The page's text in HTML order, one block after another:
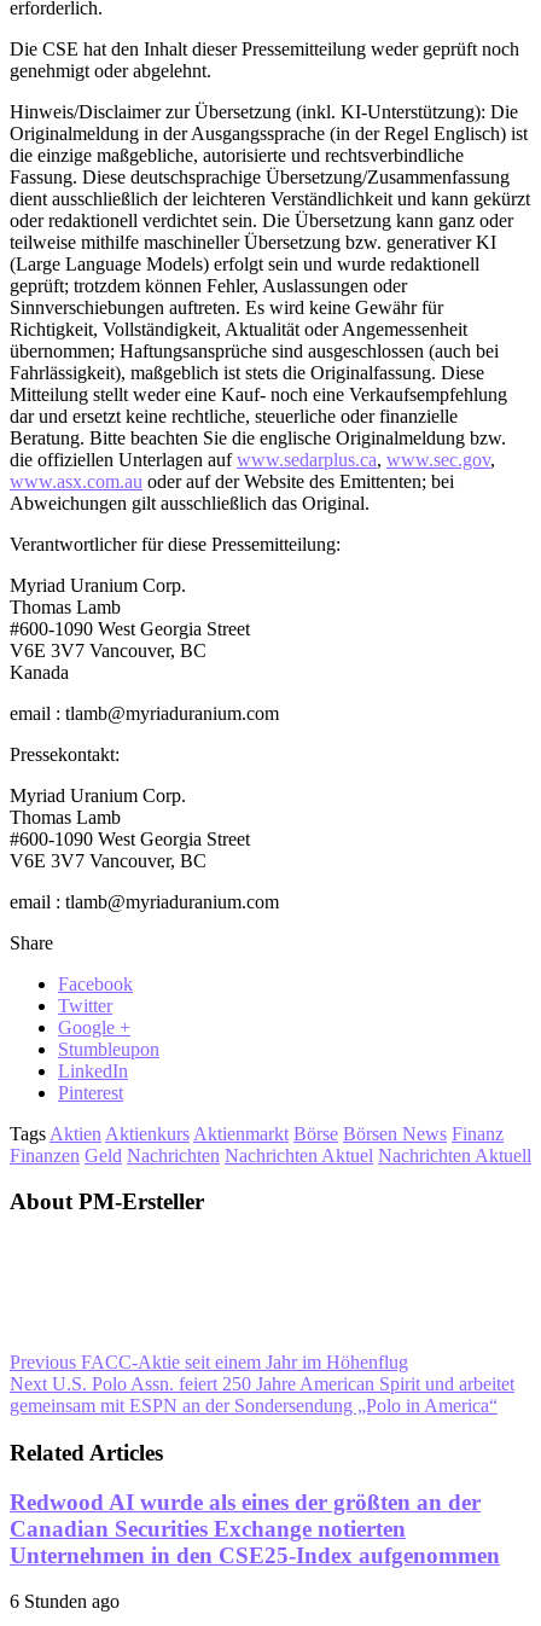
erforderlich.
Die CSE hat den Inhalt dieser Pressemitteilung weder geprüft noch
genehmigt oder abgelehnt.
Hinweis/Disclaimer zur Übersetzung (inkl. KI-Unterstützung): Die
Originalmeldung in der Ausgangssprache (in der Regel Englisch) ist
die einzige maßgebliche, autorisierte und rechtsverbindliche
Fassung. Diese deutschsprachige Übersetzung/Zusammenfassung
dient ausschließlich der leichteren Verständlichkeit und kann gekürzt
oder redaktionell verdichtet sein. Die Übersetzung kann ganz oder
teilweise mithilfe maschineller Übersetzung bzw. generativer KI
(Large Language Models) erfolgt sein und wurde redaktionell
geprüft; trotzdem können Fehler, Auslassungen oder
Sinnverschiebungen auftreten. Es wird keine Gewähr für
Richtigkeit, Vollständigkeit, Aktualität oder Angemessenheit
übernommen; Haftungsansprüche sind ausgeschlossen (auch bei
Fahrlässigkeit), maßgeblich ist stets die Originalfassung. Diese
Mitteilung stellt weder eine Kauf- noch eine Verkaufsempfehlung
dar und ersetzt keine rechtliche, steuerliche oder finanzielle
Beratung. Bitte beachten Sie die englische Originalmeldung bzw.
die offiziellen Unterlagen aufwww.sedarplus.ca, www.sec.gov,
www.asx.com.au oder auf der Website des Emittenten; bei
Abweichungen gilt ausschließlich das Original.
Verantwortlicher für diese Pressemitteilung:
Myriad Uranium Corp.
Thomas Lamb
#600-1090 West Georgia Street
V6E 3V7 Vancouver, BC
Kanada
email : tlamb@myriaduranium.com
Pressekontakt:
Myriad Uranium Corp.
Thomas Lamb
#600-1090 West Georgia Street
V6E 3V7 Vancouver, BC
email : tlamb@myriaduranium.com
Share
Facebook
Twitter
Google +
Stumbleupon
LinkedIn
Pinterest
Tags Aktien Aktienkurs Aktienmarkt Börse Börsen News Finanz
Finanzen Geld Nachrichten Nachrichten Aktuel Nachrichten Aktuell
About PM-Ersteller
Previous FACC-Aktie seit einem Jahr im Höhenflug
Next U.S. Polo Assn. feiert 250 Jahre American Spirit und arbeitet
gemeinsam mit ESPN an der Sondersendung „Polo in America“
Related Articles
Redwood AI wurde als eines der größten an der
Canadian Securities Exchange notierten
Unternehmen in den CSE25-Index aufgenommen
6 Stunden ago